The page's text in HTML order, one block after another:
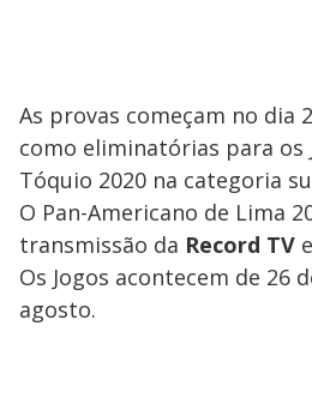
As provas começam no dia
como eliminatórias para os
Tóquio 2020 na categoria
O Pan-Americano de Lima
transmissão da Record TV
Os Jogos acontecem de 26
agosto.